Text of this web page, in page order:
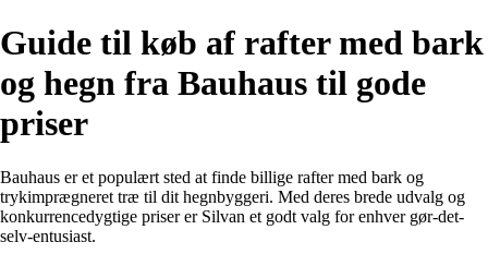
Guide til køb af rafter med bark
og hegn fra Bauhaus til gode
priser
Bauhaus er et populært sted at finde billige rafter med bark og
trykimprægneret træ til dit hegnbyggeri. Med deres brede udvalg og
konkurrencedygtige priser er Silvan et godt valg for enhver gør-det-
selv-entusiast.